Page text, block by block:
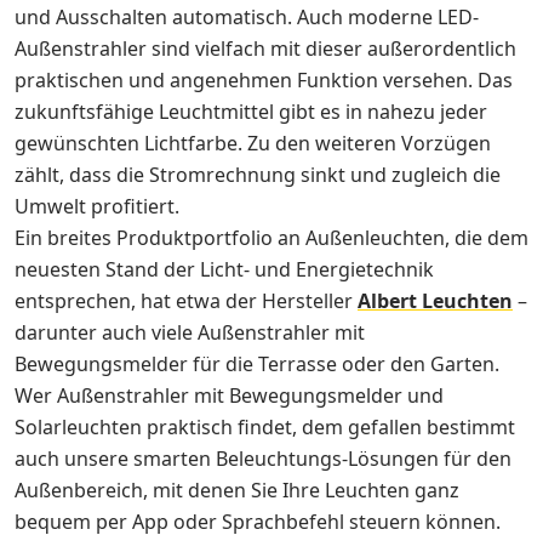
und Ausschalten automatisch. Auch moderne LED-
Außenstrahler sind vielfach mit dieser außerordentlich
praktischen und angenehmen Funktion versehen. Das
zukunftsfähige Leuchtmittel gibt es in nahezu jeder
gewünschten Lichtfarbe. Zu den weiteren Vorzügen
zählt, dass die Stromrechnung sinkt und zugleich die
Umwelt profitiert.
Ein breites Produktportfolio an Außenleuchten, die dem
neuesten Stand der Licht- und Energietechnik
entsprechen, hat etwa der HerstellerAlbert Leuchten –
darunter auch viele Außenstrahler mit
Bewegungsmelder für die Terrasse oder den Garten.
Wer Außenstrahler mit Bewegungsmelder und
Solarleuchten praktisch findet, dem gefallen bestimmt
auch unsere smarten Beleuchtungs-Lösungen für den
Außenbereich, mit denen Sie Ihre Leuchten ganz
bequem per App oder Sprachbefehl steuern können.